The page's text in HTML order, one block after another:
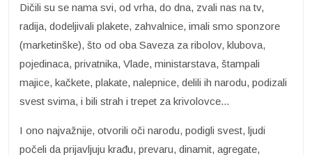
Dičili su se nama svi, od vrha, do dna, zvali nas na tv,
radija, dodeljivali plakete, zahvalnice, imali smo sponzore
(marketinške), što od oba Saveza za ribolov, klubova,
pojedinaca, privatnika, Vlade, ministarstava, štampali
majice, kačkete, plakate, nalepnice, delili ih narodu, podizali
svest svima, i bili strah i trepet za krivolovce...
I ono najvažnije, otvorili oči narodu, podigli svest, ljudi
počeli da prijavljuju krađu, prevaru, dinamit, agregate,